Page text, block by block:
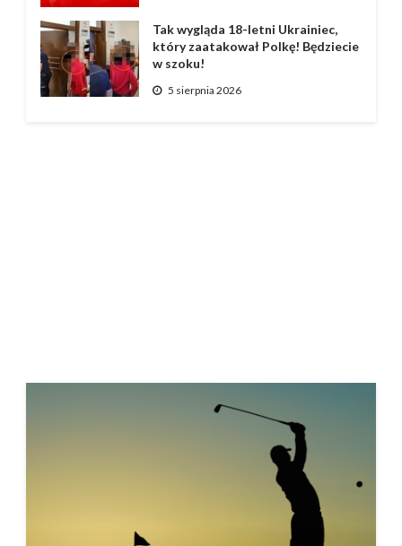
Tak wygląda 18-letni Ukrainiec,
który zaatakował Polkę! Będziecie
w szoku!
5 sierpnia 2026